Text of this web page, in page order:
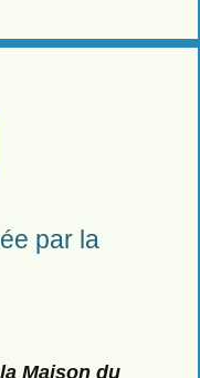
par la
Maison du